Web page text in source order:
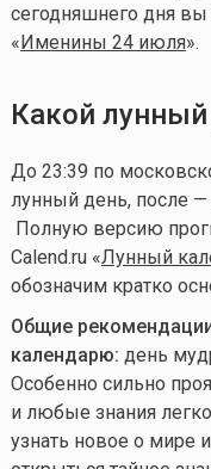
сегодняшнего дня вы
«Именины 24 июля».
Какой лунный
До 23:39 по
лунный день, после —
Полную версию
Calend.ru «Лунный
обозначим кратко
Общие
календарю: день
Особенно сильно
и любые знания
узнать новое о мире